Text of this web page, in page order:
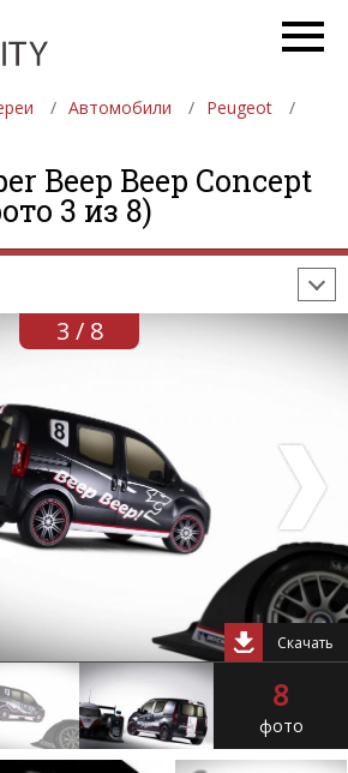
Автомобили
Peugeot
Beep Beep Concept
3 из 8)
АВТОМОБИЛИ
ДЕВУШКИ
1
3 / 8
Скачать
8
фото